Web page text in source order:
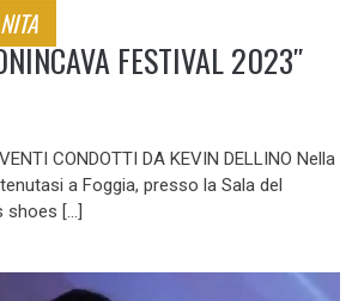
FESTIVAL 2023″
CONDOTTI DA KEVIN DELLINO Nella
a Foggia, presso la Sala del
shoes […]